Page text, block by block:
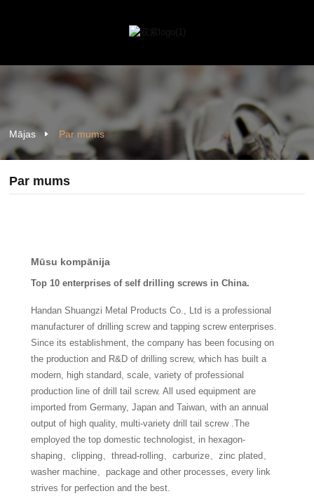
Mājas Par mums
Par mums
Mūsu kompānija
Top 10 enterprises of self drilling screws in China.
Handan Shuangzi Metal Products Co., Ltd is a professional
manufacturer of drilling screw and tapping screw enterprises.
Since its establishment, the company has been focusing on
the production and R&D of drilling screw, which has built a
modern, high standard, scale, variety of professional
production line of drill tail screw. All used equipment are
imported from Germany, Japan and Taiwan, with an annual
output of high quality, multi-variety drill tail screw .The
employed the top domestic technologist, in hexagon-
shaping、clipping、thread-rolling、carburize、zinc plated、
washer machine、package and other processes, every link
strives for perfection and the best.